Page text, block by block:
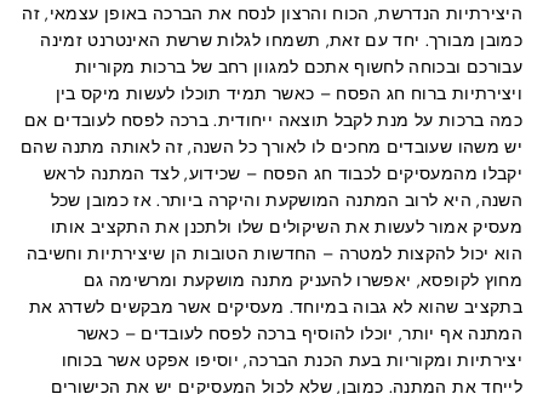
היצירתיות הנדרשת, הכוח והרצון לנסח את הברכה באופן עצמאי, זה
כמובן מבורך. יחד עם זאת, תשמחו לגלות שרשת האינטרנט זמינה
עבורכם ובכוחה לחשוף אתכם למגוון רחב של ברכות מקוריות
ויצירתיות ברוח חג הפסח – כאשר תמיד תוכלו לעשות מיקס בין
כמה ברכות על מנת לקבל תוצאה ייחודית. ברכה לפסח לעובדים אם
יש משהו שעובדים מחכים לו לאורך כל השנה, זה לאותה מתנה שהם
יקבלו מהמעסיקים לכבוד חג הפסח – שכידוע, לצד המתנה לראש
השנה, היא לרוב המתנה המושקעת והיקרה ביותר. אז כמובן שכל
מעסיק אמור לעשות את השיקולים שלו ולתכנן את התקציב אותו
הוא יכול להקצות למטרה – החדשות הטובות הן שיצירתיות וחשיבה
מחוץ לקופסא, יאפשרו להעניק מתנה מושקעת ומרשימה גם
בתקציב שהוא לא גבוה במיוחד. מעסיקים אשר מבקשים לשדרג את
המתנה אף יותר, יוכלו להוסיף ברכה לפסח לעובדים – כאשר
יצירתיות ומקוריות בעת הכנת הברכה, יוסיפו אפקט אשר בכוחו
לייחד את המתנה. כמובן, שלא לכול המעסיקים יש את הכישורים